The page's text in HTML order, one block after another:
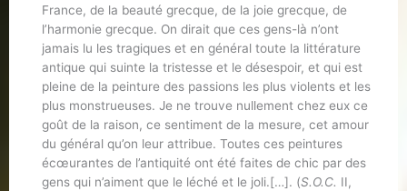
France, de la beauté grecque, de la joie grecque, de
l’harmonie grecque. On dirait que ces gens-là n’ont
jamais lu les tragiques et en général toute la littérature
antique qui suinte la tristesse et le désespoir, et qui est
pleine de la peinture des passions les plus violents et les
plus monstrueuses. Je ne trouve nullement chez eux ce
goût de la raison, ce sentiment de la mesure, cet amour
du général qu’on leur attribue. Toutes ces peintures
écœurantes de l’antiquité ont été faites de chic par des
gens qui n’aiment que le léché et le joli.[…]. (S.O.C. II,